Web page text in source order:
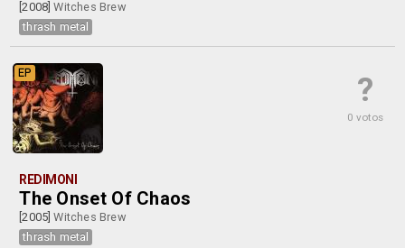
[2008]Witches Brew
thrash metal
?
0 votos
EP
REDIMONI
The Onset Of Chaos
[2005]Witches Brew
thrash metal